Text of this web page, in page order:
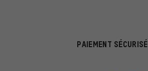
PAIEMENT SÉCURISÉ